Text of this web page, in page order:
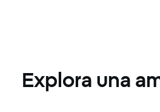
Explora una